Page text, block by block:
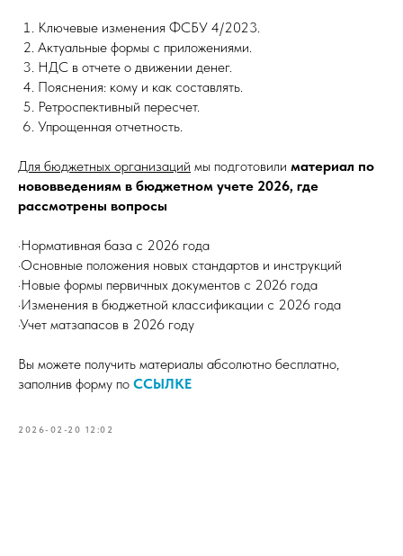
Ключевые изменения ФСБУ 4/2023.
Актуальные формы с приложениями.
НДС в отчете о движении денег.
Пояснения: кому и как составлять.
Ретроспективный пересчет.
Упрощенная отчетность.
Для бюджетных организаций мы подготовили материал по
нововведениям в бюджетном учете 2026, где
рассмотрены вопросы
·Нормативная база с 2026 года
·Основные положения новых стандартов и инструкций
·Новые формы первичных документов с 2026 года
·Изменения в бюджетной классификации с 2026 года
·Учет матзапасов в 2026 году
Вы можете получить материалы абсолютно бесплатно,
заполнив форму по ССЫЛКЕ
2026-02-20 12:02